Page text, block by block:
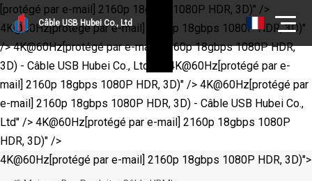
[protégé par e-mail] 2160p 18gbps 1080P HDR, 3D)" />
4K@60Hz[protégé par e-mail] 2160p 18gbps 1080P HDR, 3D)"
/>4K@60Hz[protégé par e-mail] 2160p 18gbps 1080P HDR,
3D) - Câble USB Hubei Co., Ltd" />
4K@60Hz[protégé par e-
mail] 2160p 18gbps 1080P HDR, 3D)" /> 4K@60Hz[protégé par
e-mail] 2160p 18gbps 1080P HDR, 3D) - Câble USB Hubei Co.,
Ltd" /> 4K@60Hz[protégé par e-mail] 2160p 18gbps 1080P
HDR, 3D)" />
Câble USB Hubei Co., Ltd
4K@60Hz[protégé par e-mail] 2160p 18gbps 1080P HDR, 3D)">